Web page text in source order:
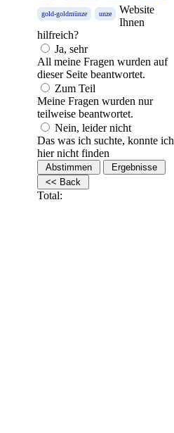
gold-goldmünze unze
Website
Ihnen
hilfreich?
Ja, sehr
All meine Fragen wurden auf
dieser Seite beantwortet.
Zum Teil
Meine Fragen wurden nur
teilweise beantwortet.
Nein, leider nicht
Das was ich suchte, konnte ich
hier nicht finden
Total: